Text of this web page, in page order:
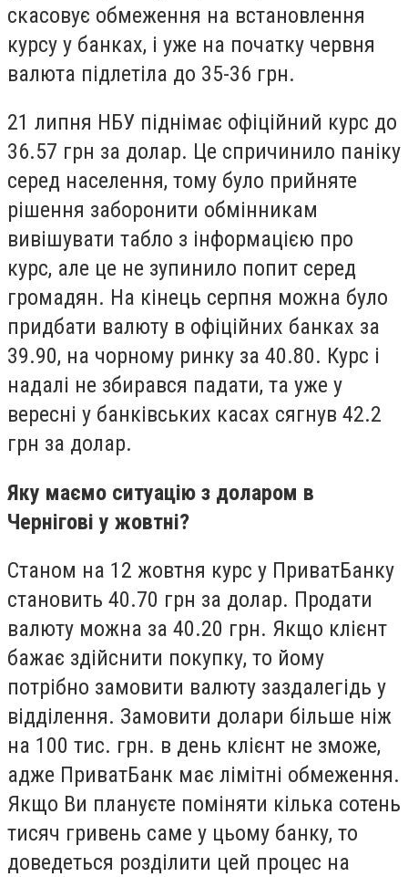
скасовує обмеження на встановлення
курсу у банках, і уже на початку червня
валюта підлетіла до 35-36 грн.
21 липня НБУ піднімає офіційний курс до
36.57 грн за долар. Це спричинило паніку
серед населення, тому було прийняте
рішення заборонити обмінникам
вивішувати табло з інформацією про
курс, але це не зупинило попит серед
громадян. На кінець серпня можна було
придбати валюту в офіційних банках за
39.90, на чорному ринку за 40.80. Курс і
надалі не збирався падати, та уже у
вересні у банківських касах сягнув 42.2
грн за долар.
Яку маємо ситуацію з доларом в
Чернігові у жовтні?
Станом на 12 жовтня курс у ПриватБанку
становить 40.70 грн за долар. Продати
валюту можна за 40.20 грн. Якщо клієнт
бажає здійснити покупку, то йому
потрібно замовити валюту заздалегідь у
відділення. Замовити долари більше ніж
на 100 тис. грн. в день клієнт не зможе,
адже ПриватБанк має лімітні обмеження.
Якщо Ви плануєте поміняти кілька сотень
тисяч гривень саме у цьому банку, то
доведеться розділити цей процес на